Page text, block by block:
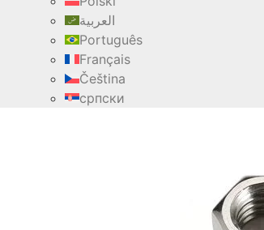
العربية
Português
Français
Čeština
српски